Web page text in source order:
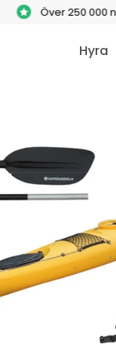
Över 250 000 nöjda
Hyra